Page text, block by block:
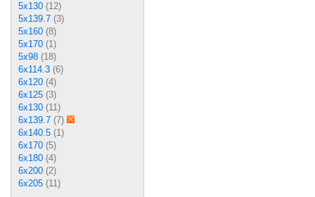
5x130 (12)
5x139.7 (3)
5x160 (8)
5x170 (1)
5x98 (18)
6x114.3 (6)
6x120 (4)
6x125 (3)
6x130 (11)
6x139.7 (7)
6x140.5 (1)
6x170 (5)
6x180 (4)
6x200 (2)
6x205 (11)